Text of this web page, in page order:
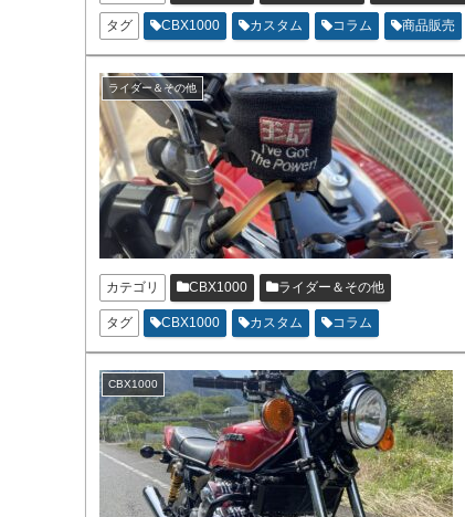
タグ CBX1000 カスタム コラム 商品販売
ライダー＆その他
カテゴリ
CBX1000 ライダー＆その他
タグ CBX1000 カスタム コラム
CBX1000